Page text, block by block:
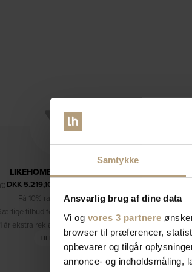
Samtykke
Ansvarlig brug af dine data
Vi og vores 3 partnere
browser til præferencer,
opbevarer og tilgår
annonce- og indholdsmåling,
LIKEHOME'S KUNDEKLUB
DKK5.219,10
Få 10% rabat på dine køb
tilbud forbeholdt medlemmer
1 år ekstra reklamationsret (3 år i alt)
TILMELD DIG